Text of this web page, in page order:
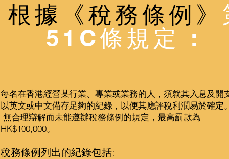
根據《稅務條例》
51C條規定 :
每名在香港經營某行業、專業或業務的人，須就其入息及開
以英文或中文備存足夠的紀錄，以便其應評稅利潤易於確定。
無合理辯解而未能遵辦稅務條例的規定，最高罰款為
HK$100,000。
稅務條例列出的紀錄包括: